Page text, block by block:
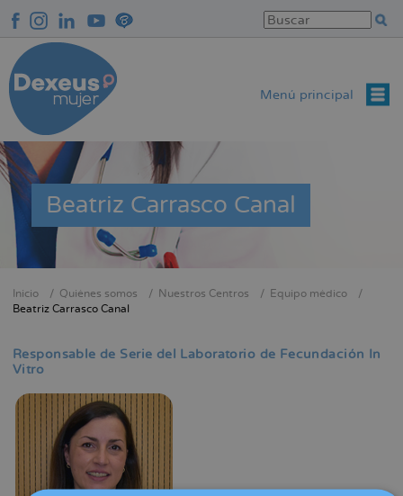
contenido
principal
Menú principal
Beatriz Carrasco Canal
Sobrescribir
de
ayuda
a
la
navegación
Inicio Quiénes somos Nuestros Centros
Equipo médico
Beatriz Carrasco Canal
Responsable de Serie del Laboratorio de Fecundación In
Vitro